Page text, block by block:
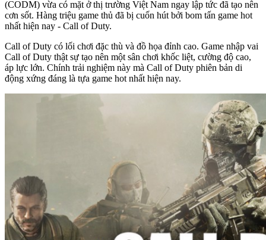
(CODM) vừa có mặt ở thị trường Việt Nam ngay lập tức đã tạo nên
cơn sốt. Hàng triệu game thủ đã bị cuốn hút bởi bom tấn game hot
nhất hiện nay - Call of Duty.
Call of Duty có lối chơi đặc thù và đồ họa đỉnh cao. Game nhập vai
Call of Duty thật sự tạo nên một sân chơi khốc liệt, cường độ cao,
áp lực lớn. Chính trải nghiệm này mà Call of Duty phiên bản di
động xứng đáng là tựa game hot nhất hiện nay.